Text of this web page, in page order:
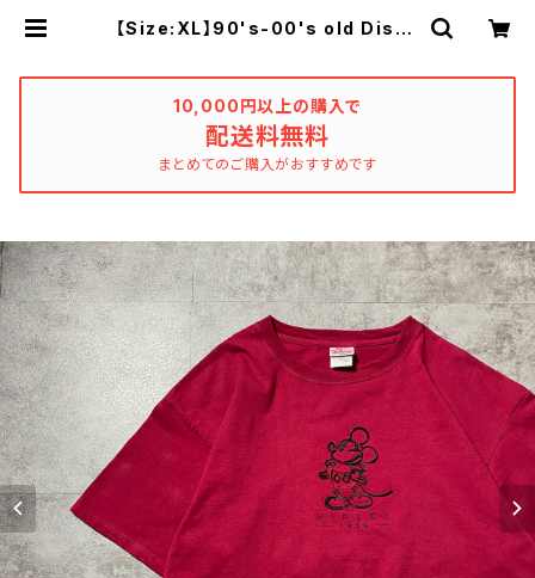
【Size:XL】90's-00's old Disne
used_clothing_katharsis
10,000円以上の購入で
配送料無料
まとめてのご購入がおすすめです